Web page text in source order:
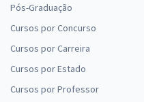
Pós-Graduação
Cursos por Concurso
Cursos por Carreira
Cursos por Estado
Cursos por Professor